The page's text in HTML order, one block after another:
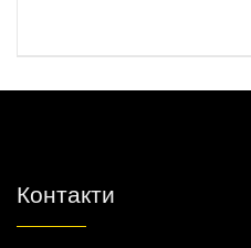
Контакти